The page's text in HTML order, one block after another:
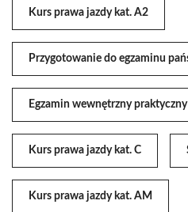
Kurs prawa jazdy kat. A2
Przygotowanie do egzaminu
Egzamin wewnętrzny praktyczny
Kurs prawa jazdy kat. C
Kurs prawa jazdy kat. AM